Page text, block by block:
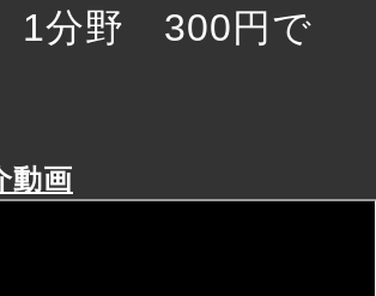
1分野 300円で
動画